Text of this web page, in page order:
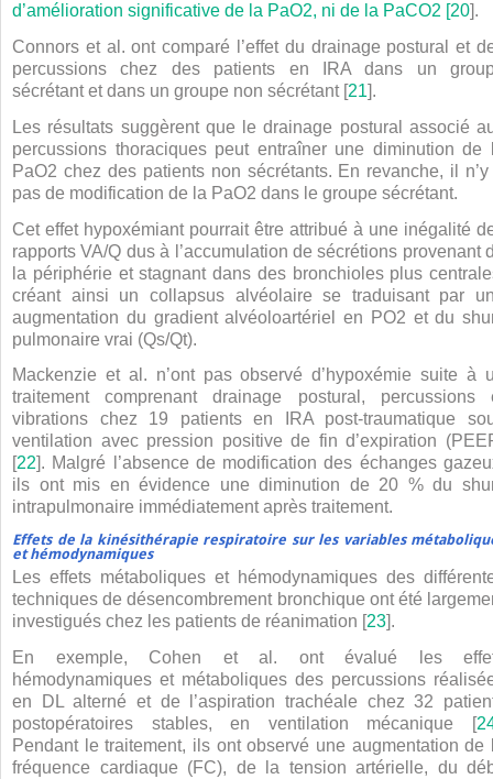
d’amélioration significative de la PaO2, ni de la PaCO2 [20].
Connors et al. ont comparé l’effet du drainage postural et
percussions chez des patients en IRA dans un
sécrétant et dans un groupe non sécrétant [21].
Les résultats suggèrent que le drainage postural associé
percussions thoraciques peut entraîner une diminution de
PaO2 chez des patients non sécrétants. En revanche, il
pas de modification de la PaO2 dans le groupe sécrétant.
Cet effet hypoxémiant pourrait être attribué à une inégalité
rapports VA/Q dus à l’accumulation de sécrétions provenant
la périphérie et stagnant dans des bronchioles plus
créant ainsi un collapsus alvéolaire se traduisant par
augmentation du gradient alvéoloartériel en PO2 et du
pulmonaire vrai (Qs/Qt).
Mackenzie et al. n’ont pas observé d’hypoxémie suite à
traitement comprenant drainage postural, percussions
vibrations chez 19 patients en IRA post-traumatique
ventilation avec pression positive de fin d’expiration
22 ]. Malgré l’absence de modification des échanges
ils ont mis en évidence une diminution de 20 % du
intrapulmonaire immédiatement après traitement.
Effets de la kinésithérapie respiratoire sur les variables
et hémodynamiques
Les effets métaboliques et hémodynamiques des
techniques de désencombrement bronchique ont été
investigués chez les patients de réanimation [23].
En exemple, Cohen et al. ont évalué les
hémodynamiques et métaboliques des percussions
en DL alterné et de l’aspiration trachéale chez 32
postopératoires stables, en ventilation mécanique [
Pendant le traitement, ils ont observé une augmentation de
fréquence cardiaque (FC), de la tension artérielle, du